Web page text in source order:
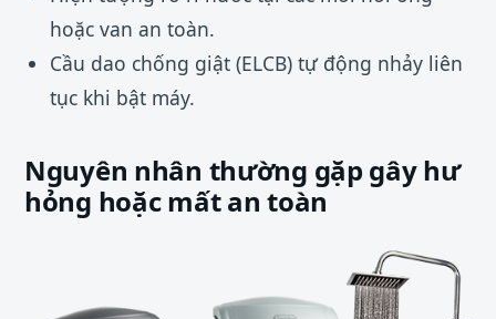
hoặc van an toàn.
Cầu dao chống giật (ELCB) tự động nhảy liên
tục khi bật máy.
Nguyên nhân thường gặp gây hư
hỏng hoặc mất an toàn